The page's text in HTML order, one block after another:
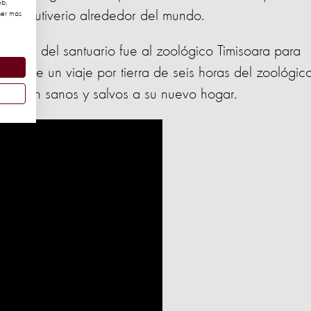
cautiverio alrededor del mundo.
del santuario fue al zoológico Timisoara para
de un viaje por tierra de seis horas del
sanos y salvos a su nuevo hogar.
más